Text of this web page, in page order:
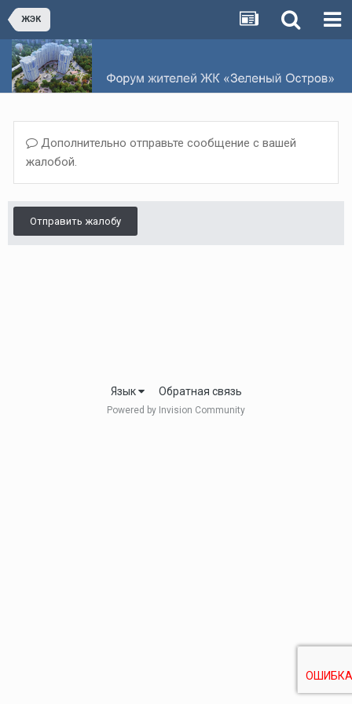
ЖЭК
Дополнительно отправьте сообщение с вашей
жалобой.
Отправить жалобу
Язык Обратная связь
Powered by Invision Community